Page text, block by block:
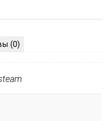
(0)